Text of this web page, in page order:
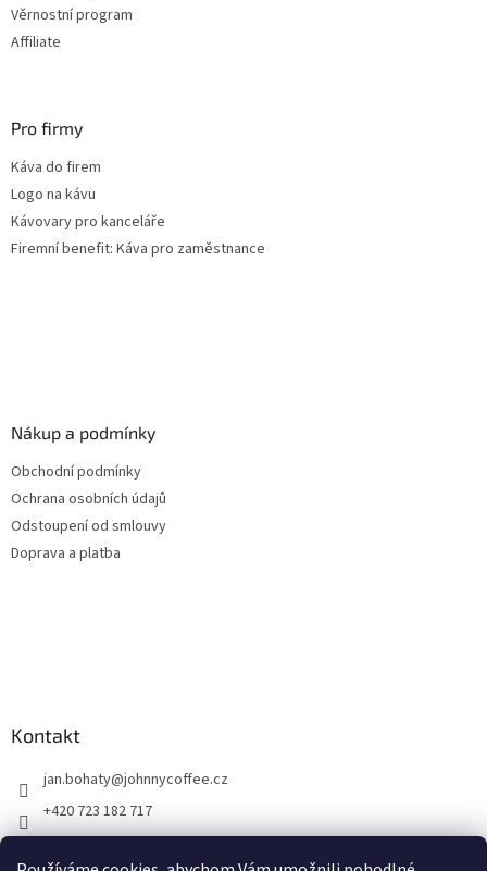
Věrnostní program
Affiliate
Pro firmy
Káva do firem
Logo na kávu
Kávovary pro kanceláře
Firemní benefit: Káva pro zaměstnance
Nákup a podmínky
Obchodní podmínky
Ochrana osobních údajů
Odstoupení od smlouvy
Doprava a platba
Kontakt
jan.bohaty@johnnycoffee.cz
+420 723 182 717
Johnny Coffee